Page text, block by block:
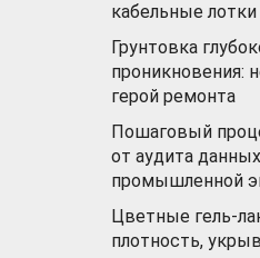
кабельные лотки
Грунтовка
проникновения:
герой ремонта
Пошаговый
от аудита
промышленной
Цветные гель-
плотность,